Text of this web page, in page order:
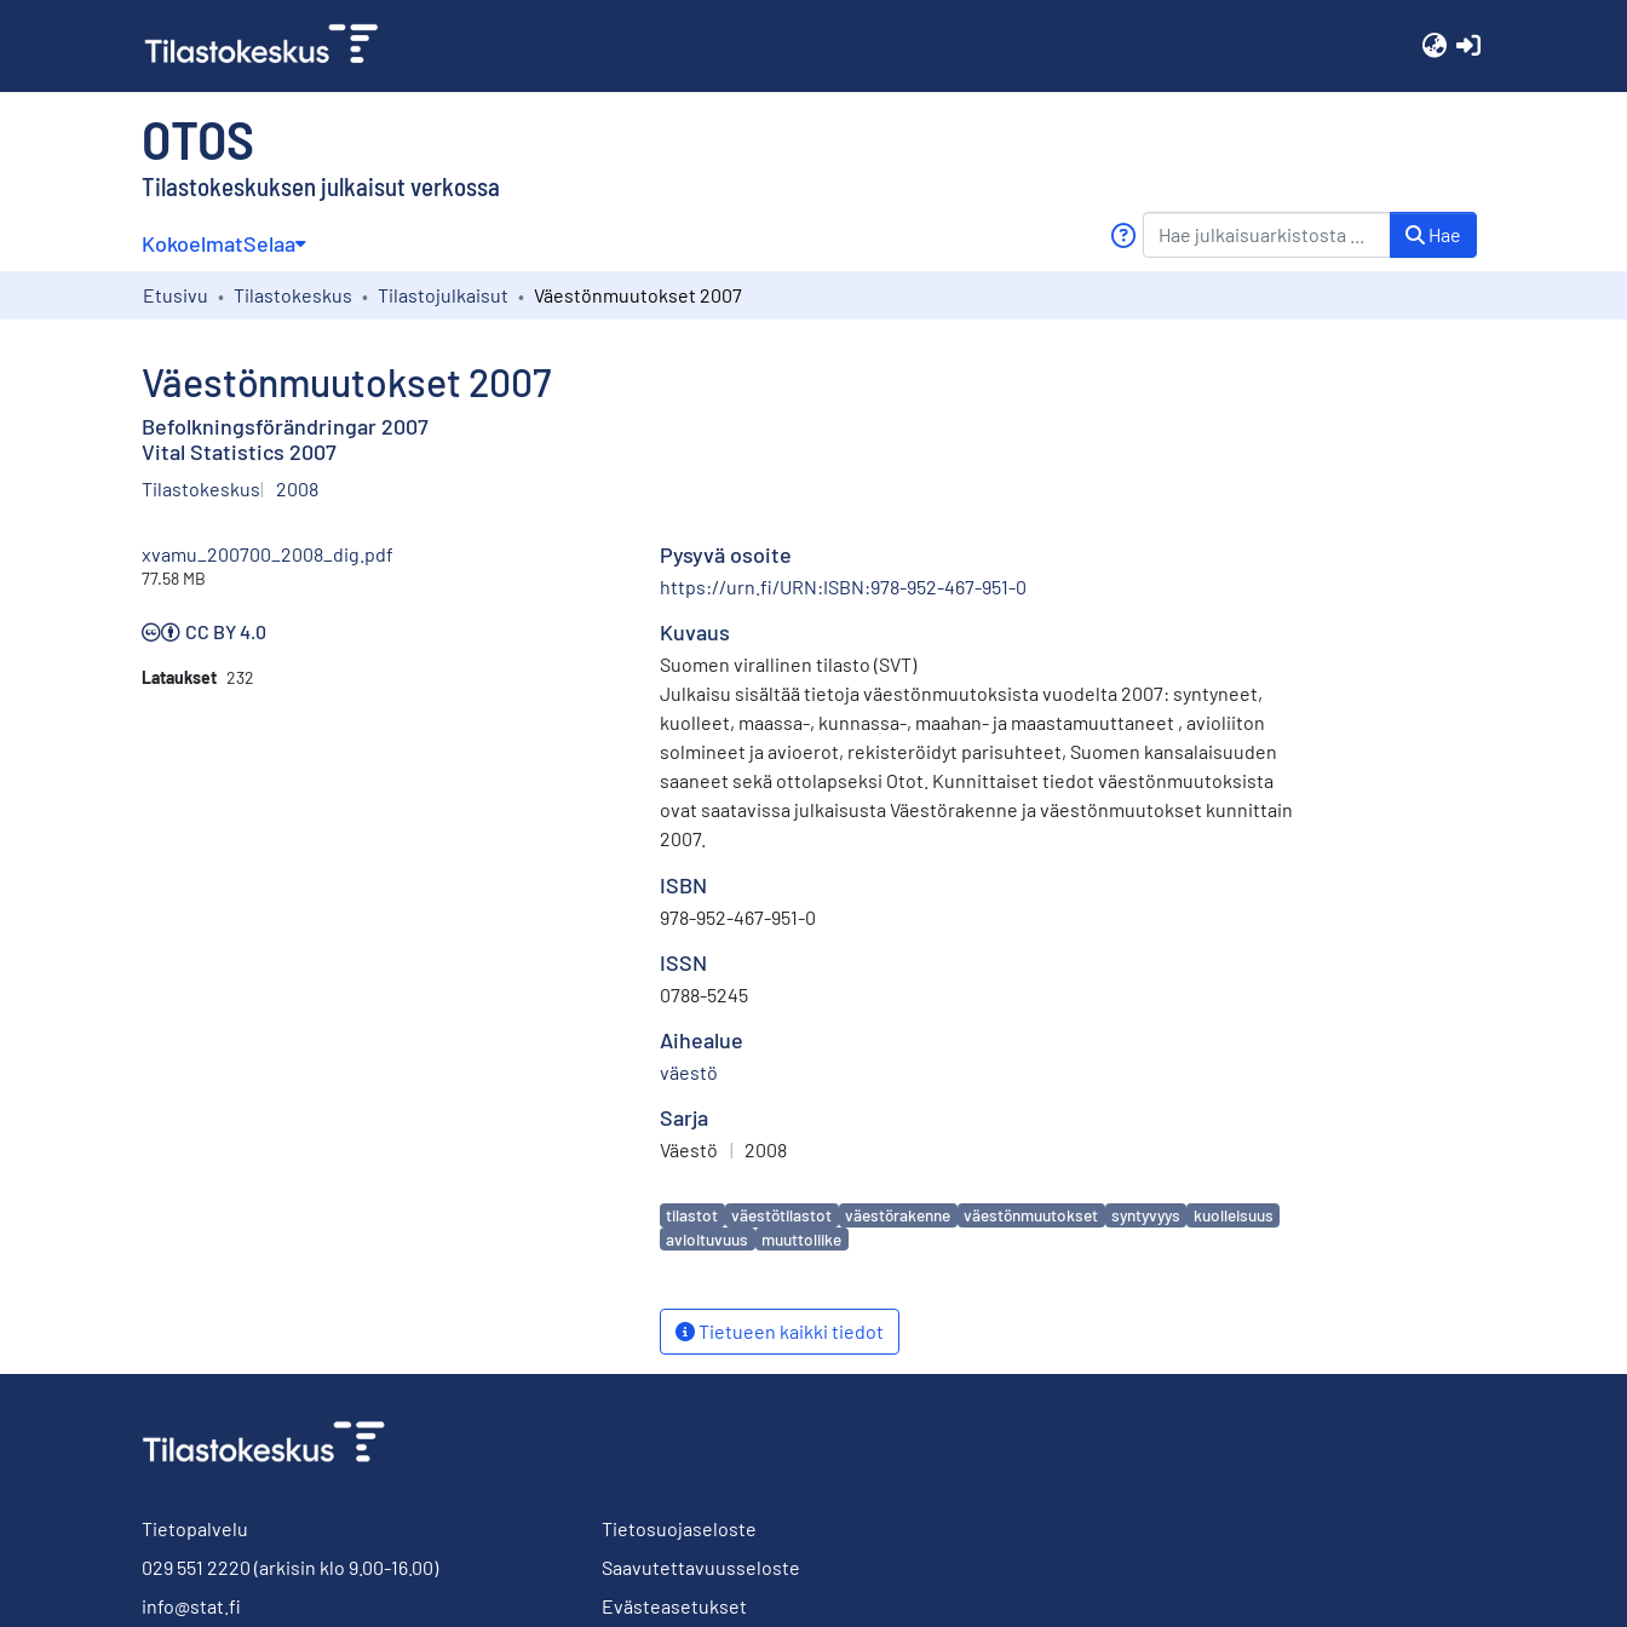
OTOS
Tilastokeskuksen julkaisut verkossa
KokoelmatSelaa Hae
Etusivu Tilastokeskus Tilastojulkaisut Väestönmuutokset 2007
Väestönmuutokset 2007
Befolkningsförändringar 2007
Vital Statistics 2007
Tilastokeskus 2008
xvamu_200700_2008_dig.pdf
77.58 MB
CC BY 4.0
Lataukset 232
Pysyvä osoite
https://urn.fi/URN:ISBN:978-952-467-951-0
Kuvaus
Suomen virallinen tilasto (SVT)
Julkaisu sisältää tietoja väestönmuutoksista vuodelta 2007: syntyneet,
kuolleet, maassa-, kunnassa-, maahan- ja maastamuuttaneet , avioliiton
solmineet ja avioerot, rekisteröidyt parisuhteet, Suomen kansalaisuuden
saaneet sekä ottolapseksi Otot. Kunnittaiset tiedot väestönmuutoksista
ovat saatavissa julkaisusta Väestörakenne ja väestönmuutokset kunnittain
2007.
ISBN
978-952-467-951-0
ISSN
0788-5245
Aihealue
väestö
Sarja
Väestö | 2008
Avainsanat
tilastot väestötilastot väestörakenne väestönmuutokset syntyvyys
kuolleisuus
avioituvuus
muuttoliike
Tietueen kaikki tiedot
Tietopalvelu
029 551 2220 (arkisin klo 9.00-16.00)
info@stat.fi
Tietosuojaseloste
Saavutettavuusseloste
Evästeasetukset